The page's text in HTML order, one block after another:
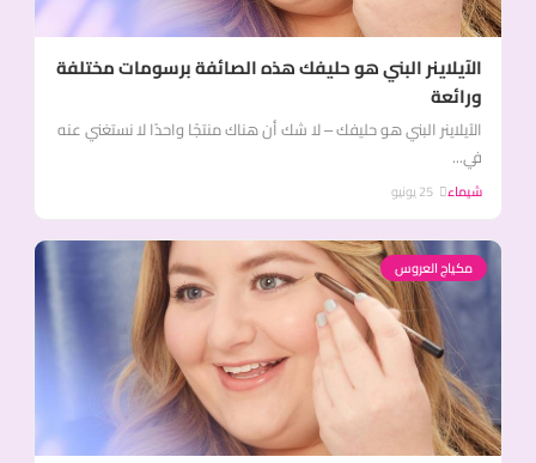
الآيلاينر البني هو حليفك هذه الصائفة برسومات مختلفة
ورائعة
الآيلاينر البني هو حليفك – لا شك أن هناك منتجًا واحدًا لا نستغني عنه
في...
شيماء
مكياج العروس